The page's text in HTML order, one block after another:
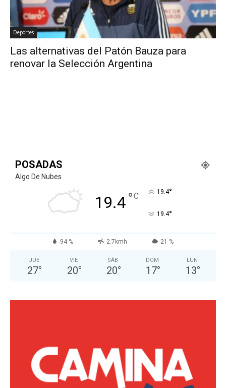
Deportes
Las alternativas del Patón Bauza para
renovar la Selección Argentina
POSADAS
Algo De Nubes
19.4°C 19.4°
19.4°
94 % 2.7kmh 21 %
JUE
27°
VIE
20°
SÁB
20°
DOM
17°
LUN
13°